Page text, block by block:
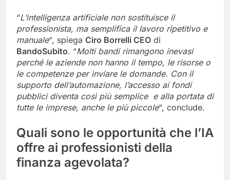
“L’intelligenza artificiale non sostituisce il
professionista, ma semplifica il lavoro ripetitivo e
manuale“, spiega Ciro Borrelli CEO di
BandoSubito. “Molti bandi rimangono inevasi
perché le aziende non hanno il tempo, le risorse o
le competenze per inviare le domande. Con il
supporto dell’automazione, l’accesso ai fondi
pubblici diventa così più semplice e alla portata di
tutte le imprese, anche le più piccole“, conclude.
Quali sono le opportunità che l’IA
offre ai professionisti della
finanza agevolata?